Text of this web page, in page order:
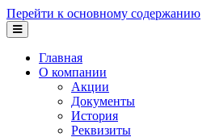
Перейти к основному содержанию
Главная
О компании
Акции
Документы
История
Реквизиты